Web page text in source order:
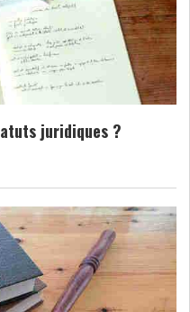
juridiques ?